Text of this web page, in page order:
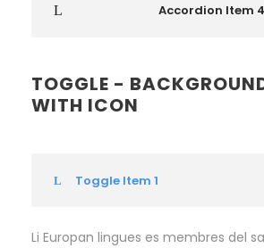
Accordion Item 4
TOGGLE -
WITH ICON
Toggle Item 1
Li Europan lingues es membres del